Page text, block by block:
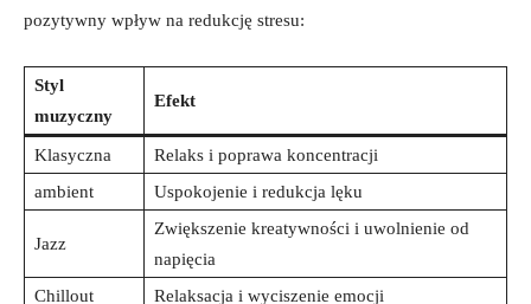
pozytywny wpływ na redukcję stresu:
Styl
muzyczny
Efekt
Klasyczna
Relaks i poprawa koncentracji
ambient
Uspokojenie i redukcja lęku
Jazz
Zwiększenie kreatywności i uwolnienie od
napięcia
Chillout
Relaksacja i wyciszenie emocji